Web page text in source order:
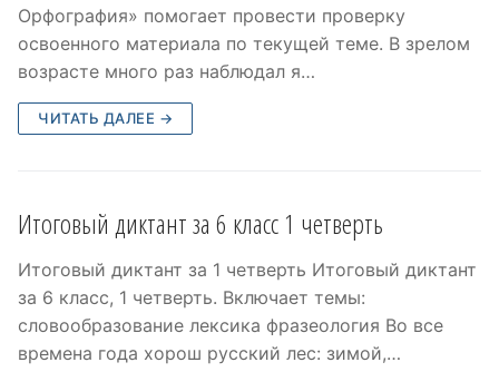
Орфография» помогает провести проверку
освоенного материала по текущей теме. В зрелом
возрасте много раз наблюдал я…
ЧИТАТЬ ДАЛЕЕ →
Итоговый диктант за 6 класс 1 четверть
Итоговый диктант за 1 четверть Итоговый диктант
за 6 класс, 1 четверть. Включает темы:
словообразование лексика фразеология Во все
времена года хорош русский лес: зимой,…